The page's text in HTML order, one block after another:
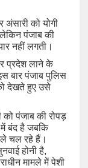
अंसारी को योगी
पंजाब की
नहीं लगती।
प्रदेश लाने के
बार पंजाब पुलिस
देखते हुए उसे
पंजाब की रोपड़
में बंद है जबकि
चल रहे हैं।
होनी है,
मामले में पेशी